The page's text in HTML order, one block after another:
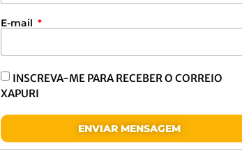
E-mail
INSCREVA-ME PARA RECEBER O CORREIO
XAPURI
ENVIAR MENSAGEM